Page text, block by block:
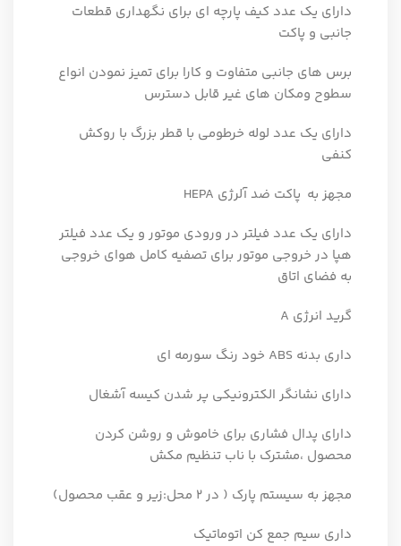
دارای یک عدد کیف پارچه ای برای نگهداری قطعات
جانبی و پاکت
برس های جانبی متفاوت و کارا برای تمیز نمودن انواع
سطوح ومکان های غیر قابل دسترس
دارای یک عدد لوله خرطومی با قطر بزرگ با روکش
کنفی
مجهز به پاکت ضد آلرژی HEPA
دارای یک عدد فیلتر در ورودی موتور و یک عدد فیلتر
هپا در خروجی موتور برای تصفیه کامل هوای خروجی
به فضای اتاق
گرید انرژی A
داری بدنه ABS خود رنگ سورمه ای
دارای نشانگر الکترونیکی پر شدن کیسه آشغال
دارای پدال فشاری برای خاموش و روشن کردن
محصول ،مشترک با ناب تنظیم مکش
مجهز به سیستم پارک ( در 2 محل:زیر و عقب محصول)
داری سیم جمع کن اتوماتیک